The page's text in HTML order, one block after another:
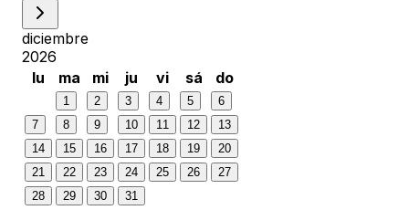
diciembre
2026
lu
ma mi ju vi sá do
1 2 3 4 5
6
7
8 9 10 11 12
13
14
15 16 17 18 19
20
21
22 23 24 25 26
27
28
29 30 31